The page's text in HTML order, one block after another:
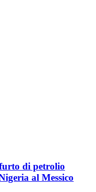
di petrolio
al Messico